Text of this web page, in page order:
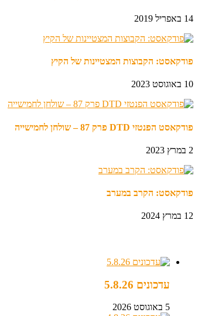
14 באפריל 2019
פודקאסט: הקבוצות המצטיינות של הקיץ
10 באוגוסט 2023
פודקאסט הפנטזי DTD פרק 87 – שולחן לחמישייה
2 במרץ 2023
פודקאסט: הקרב במערב
12 במרץ 2024
עדכונים 5.8.26
5 באוגוסט 2026